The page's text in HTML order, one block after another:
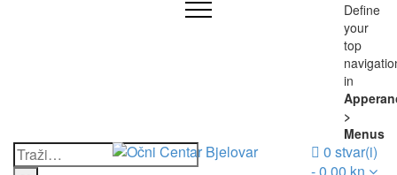
Define
your
top
in
>
Menus
0 stvar(i)